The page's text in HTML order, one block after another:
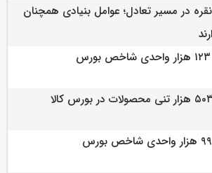
در مسیر تعادل؛ عوامل بنیادی همچنان